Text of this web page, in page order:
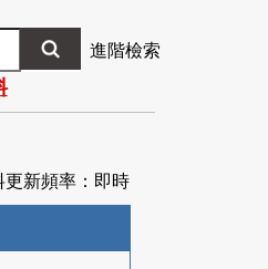
進階檢索
更新頻率：即時